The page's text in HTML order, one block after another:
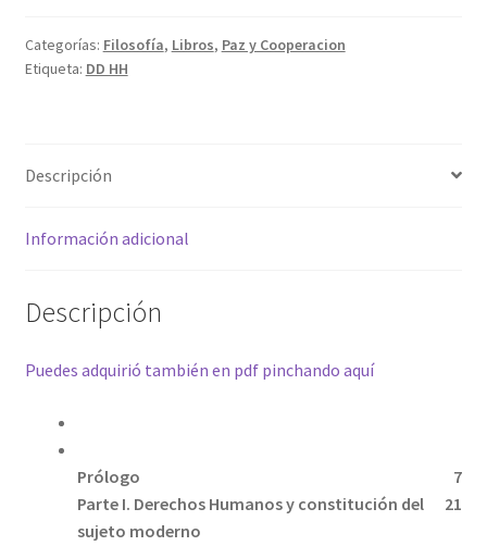
su
señor.
a
declaraciones
Humanos
Categorías: Filosofía, Libros, Paz y Cooperacion
Etiqueta: DD HH
Descripción
Información adicional
Descripción
Puedes adquirió también en pdf pinchando aquí
Prólogo
7
Parte I. Derechos Humanos y constitución del
sujeto moderno
21